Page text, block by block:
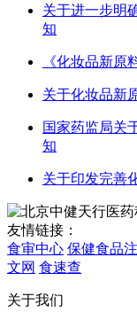
关于进一步明
知
《化妆品新原
关于化妆品新
国家药监局关
知
关于印发完善
友情链接：
食审中心 保健食品
文网 食速查
关于我们